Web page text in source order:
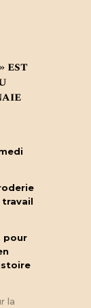
est
travail
pour
la